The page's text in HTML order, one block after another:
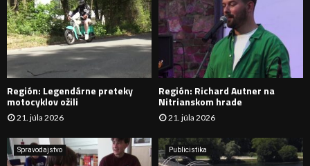
:
D
A
Región: Legendárne preteky
motocyklov ožili
21. júla 2026
Región: Richard Autner na
Nitrianskom hrade
21. júla 2026
Spravodajstvo Publicistika